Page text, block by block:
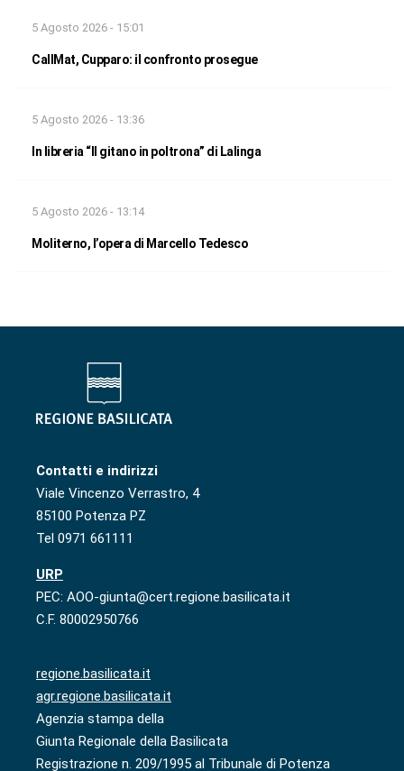
5 Agosto 2026 - 15:01
CallMat, Cupparo: il confronto prosegue
5 Agosto 2026 - 13:36
In libreria “Il gitano in poltrona” di Lalinga
5 Agosto 2026 - 13:14
Moliterno, l’opera di Marcello Tedesco
Contatti e indirizzi
Viale Vincenzo Verrastro, 4
85100 Potenza PZ
Tel 0971 661111
URP
PEC: AOO-giunta@cert.regione.basilicata.it
C.F. 80002950766
regione.basilicata.it
agr.regione.basilicata.it
Agenzia stampa della
Giunta Regionale della Basilicata
Registrazione n. 209/1995 al Tribunale di Potenza